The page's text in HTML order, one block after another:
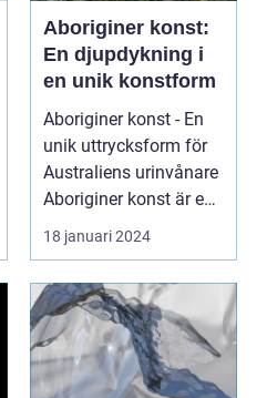
Aboriginer konst:
En djupdykning i
en unik konstform
Aboriginer konst - En
unik uttrycksform för
Australiens urinvånare
Aboriginer konst är en
konstform...
18 januari 2024